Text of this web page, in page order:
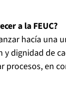
a la FEUC?
hacía una
dignidad de
procesos, en